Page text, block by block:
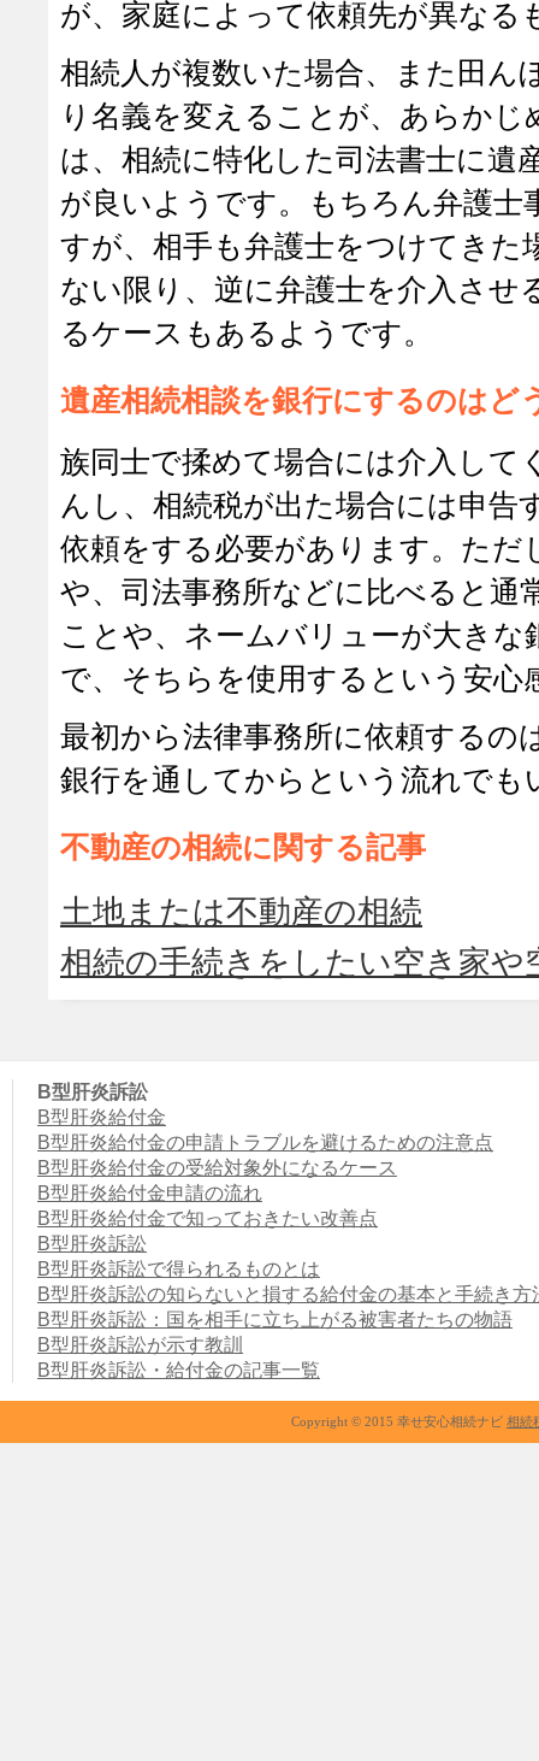
が、家庭によって依頼先が異なる
相続人が複数いた場合、また田ん
り名義を変えることが、あらかじ
は、相続に特化した司法書士に遺
が良いようです。もちろん弁護士
すが、相手も弁護士をつけてきた
ない限り、逆に弁護士を介入させ
るケースもあるようです。
遺産相続相談を銀行にするのはど
族同士で揉めて場合には介入して
んし、相続税が出た場合には申告
依頼をする必要があります。ただ
や、司法事務所などに比べると通
ことや、ネームバリューが大きな
で、そちらを使用するという安心
最初から法律事務所に依頼するの
銀行を通してからという流れでも
不動産の相続に関する記事
土地または不動産の相続
相続の手続きをしたい空き家や
B型肝炎訴訟
B型肝炎給付金
B型肝炎給付金の申請トラブルを避けるための注意点
B型肝炎給付金の受給対象外になるケース
B型肝炎給付金申請の流れ
B型肝炎給付金で知っておきたい改善点
B型肝炎訴訟
B型肝炎訴訟で得られるものとは
B型肝炎訴訟の知らないと損する給付金の基本と手続き方
B型肝炎訴訟：国を相手に立ち上がる被害者たちの物語
B型肝炎訴訟が示す教訓
B型肝炎訴訟・給付金の記事一覧
Copyright © 2015 幸せ安心相続ナビ 相続